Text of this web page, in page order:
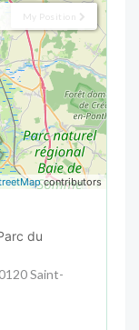
My Position
contributors
du
Saint-